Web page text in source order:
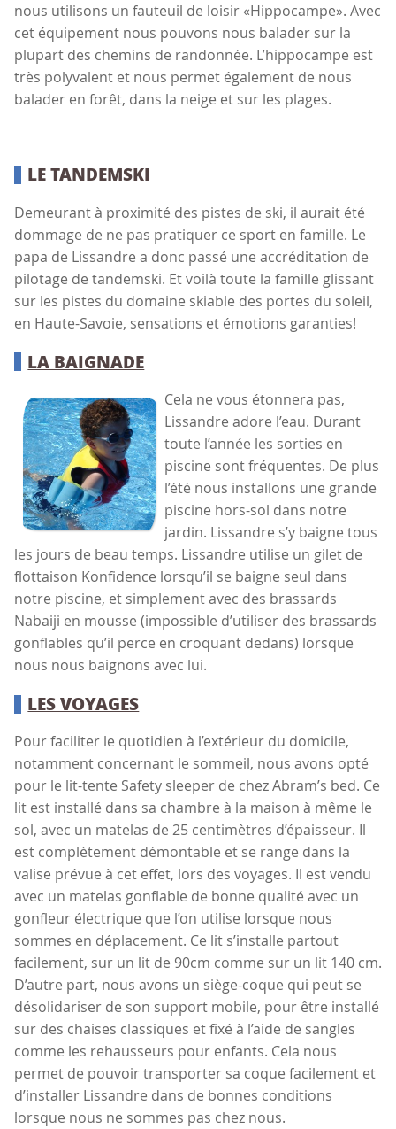
nous utilisons un fauteuil de loisir «Hippocampe». Avec
cet équipement nous pouvons nous balader sur la
plupart des chemins de randonnée. L’hippocampe est
très polyvalent et nous permet également de nous
balader en forêt, dans la neige et sur les plages.
LE TANDEMSKI
Demeurant à proximité des pistes de ski, il aurait été
dommage de ne pas pratiquer ce sport en famille. Le
papa de Lissandre a donc passé une accréditation de
pilotage de tandemski. Et voilà toute la famille glissant
sur les pistes du domaine skiable des portes du soleil,
en Haute-Savoie, sensations et émotions garanties!
LA BAIGNADE
Cela ne vous étonnera pas,
Lissandre adore l’eau. Durant
toute l’année les sorties en
piscine sont fréquentes. De plus
l’été nous installons une grande
piscine hors-sol dans notre
jardin. Lissandre s’y baigne tous
les jours de beau temps. Lissandre utilise un gilet de
flottaison Konfidence lorsqu’il se baigne seul dans
notre piscine, et simplement avec des brassards
Nabaiji en mousse (impossible d’utiliser des brassards
gonflables qu’il perce en croquant dedans) lorsque
nous nous baignons avec lui.
LES VOYAGES
Pour faciliter le quotidien à l’extérieur du domicile,
notamment concernant le sommeil, nous avons opté
pour le lit-tente Safety sleeper de chez Abram’s bed. Ce
lit est installé dans sa chambre à la maison à même le
sol, avec un matelas de 25 centimètres d’épaisseur. Il
est complètement démontable et se range dans la
valise prévue à cet effet, lors des voyages. Il est vendu
avec un matelas gonflable de bonne qualité avec un
gonfleur électrique que l’on utilise lorsque nous
sommes en déplacement. Ce lit s’installe partout
facilement, sur un lit de 90cm comme sur un lit 140 cm.
D’autre part, nous avons un siège-coque qui peut se
désolidariser de son support mobile, pour être installé
sur des chaises classiques et fixé à l’aide de sangles
comme les rehausseurs pour enfants. Cela nous
permet de pouvoir transporter sa coque facilement et
d’installer Lissandre dans de bonnes conditions
lorsque nous ne sommes pas chez nous.